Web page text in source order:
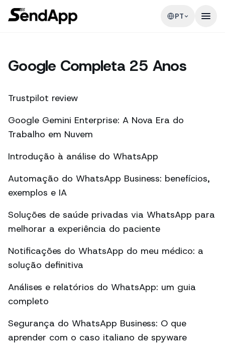
PT
Google Completa 25 Anos
Trustpilot review
Google Gemini Enterprise: A Nova Era do
Trabalho em Nuvem
Introdução à análise do WhatsApp
Automação do WhatsApp Business: benefícios,
exemplos e IA
Soluções de saúde privadas via WhatsApp para
melhorar a experiência do paciente
Notificações do WhatsApp do meu médico: a
solução definitiva
Análises e relatórios do WhatsApp: um guia
completo
Segurança do WhatsApp Business: O que
aprender com o caso italiano de spyware